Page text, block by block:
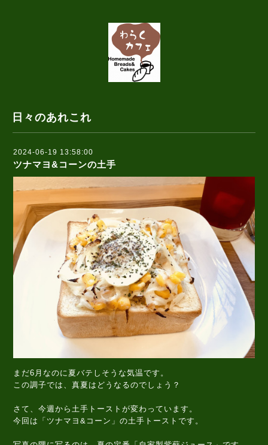
日々のあれこれ
2024-06-19 13:58:00
ツナマヨ&コーンの土手
まだ6月なのに夏バテしそうな気温です。
この調子では、真夏はどうなるのでしょう？
さて、今週から土手トーストが変わっています。
今回は「ツナマヨ&コーン」の土手トーストです。